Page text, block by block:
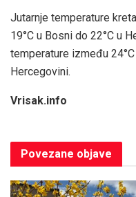
Jutarnje temperature
19°C u Bosni do 22°C u
temperature između
Hercegovini.
Vrisak.info
Povezane objave